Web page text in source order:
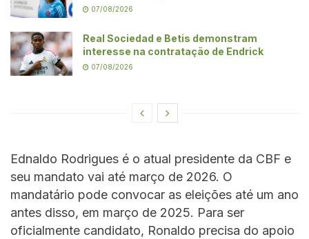
07/08/2026
Real Sociedad e Betis demonstram
interesse na contratação de Endrick
07/08/2026
Ednaldo Rodrigues é o atual presidente da CBF e
seu mandato vai até março de 2026. O
mandatário pode convocar as eleições até um ano
antes disso, em março de 2025. Para ser
oficialmente candidato, Ronaldo precisa do apoio